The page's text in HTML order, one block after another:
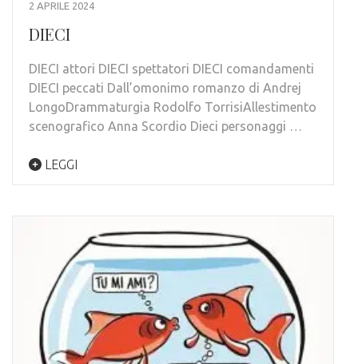
2 APRILE 2024
DIECI
DIECI attori DIECI spettatori DIECI comandamenti
DIECI peccati Dall’omonimo romanzo di Andrej
LongoDrammaturgia Rodolfo TorrisiAllestimento
scenografico Anna Scordio Dieci personaggi …
LEGGI